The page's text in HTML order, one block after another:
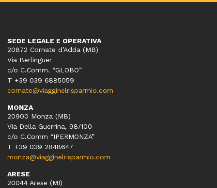
SEDE LEGALE E OPERATIVA
20872 Cornate d’Adda (MB)
Via Berlinguer
c/o C.Comm. “GLOBO”
T +39 039 6885059
cornate@viagginelrisparmio.com
MONZA
20900 Monza (MB)
Via Della Guerrina, 98/100
c/o C.Comm “IPERMONZA”
T +39 039 2848647
monza@viagginelrisparmio.com
ARESE
20044 Arese (MI)